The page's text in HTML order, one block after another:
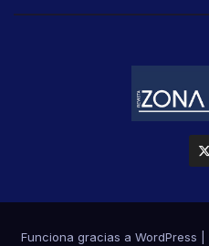
Funciona gracias a WordPress